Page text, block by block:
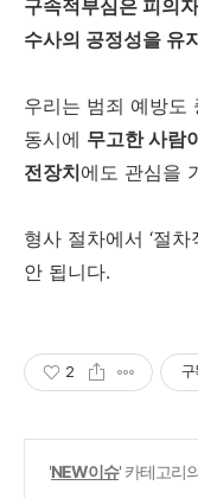
구속적부심은 피의
수사의 공정성을 유
우리는 범죄 예방도
동시에 무고한 사람
전장치에도 관심을
형사 절차에서 ‘절
안 됩니다.
2 구
'NEW이슈' 카테고리